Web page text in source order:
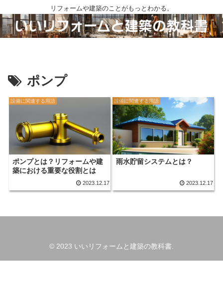
リフォームや建築のことがもっとわかる。
ポンプ
設備に関連する用語
ポンプとは？リフォームや建
築における重要な役割とは
2023.12.17
設備に関連する用語
雨水貯留システムとは？
2023.12.17
© 2023 いいリフォームと建築の教科書.